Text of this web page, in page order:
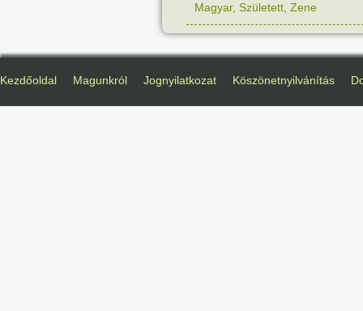
Magyar, Született Zene
Kezdőoldal Magunkról Jognyilatkozat Köszönetnyilvánítás